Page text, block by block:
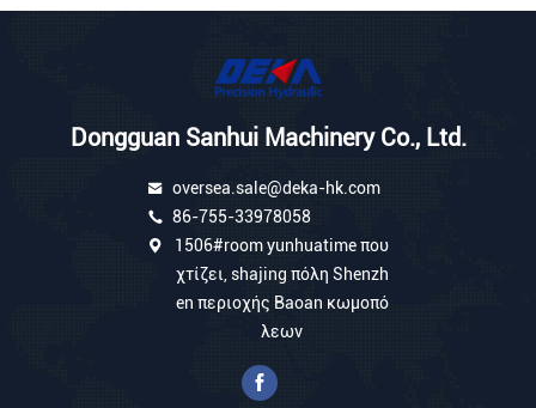
Γαιδάρ...
Dongguan Sanhui Machinery Co., Ltd.
oversea.sale@deka-hk.com
86-755-33978058
1506#room yunhuatime που
χτίζει, shajing πόλη Shenzh
en περιοχής Baoan κωμοπό
λεων